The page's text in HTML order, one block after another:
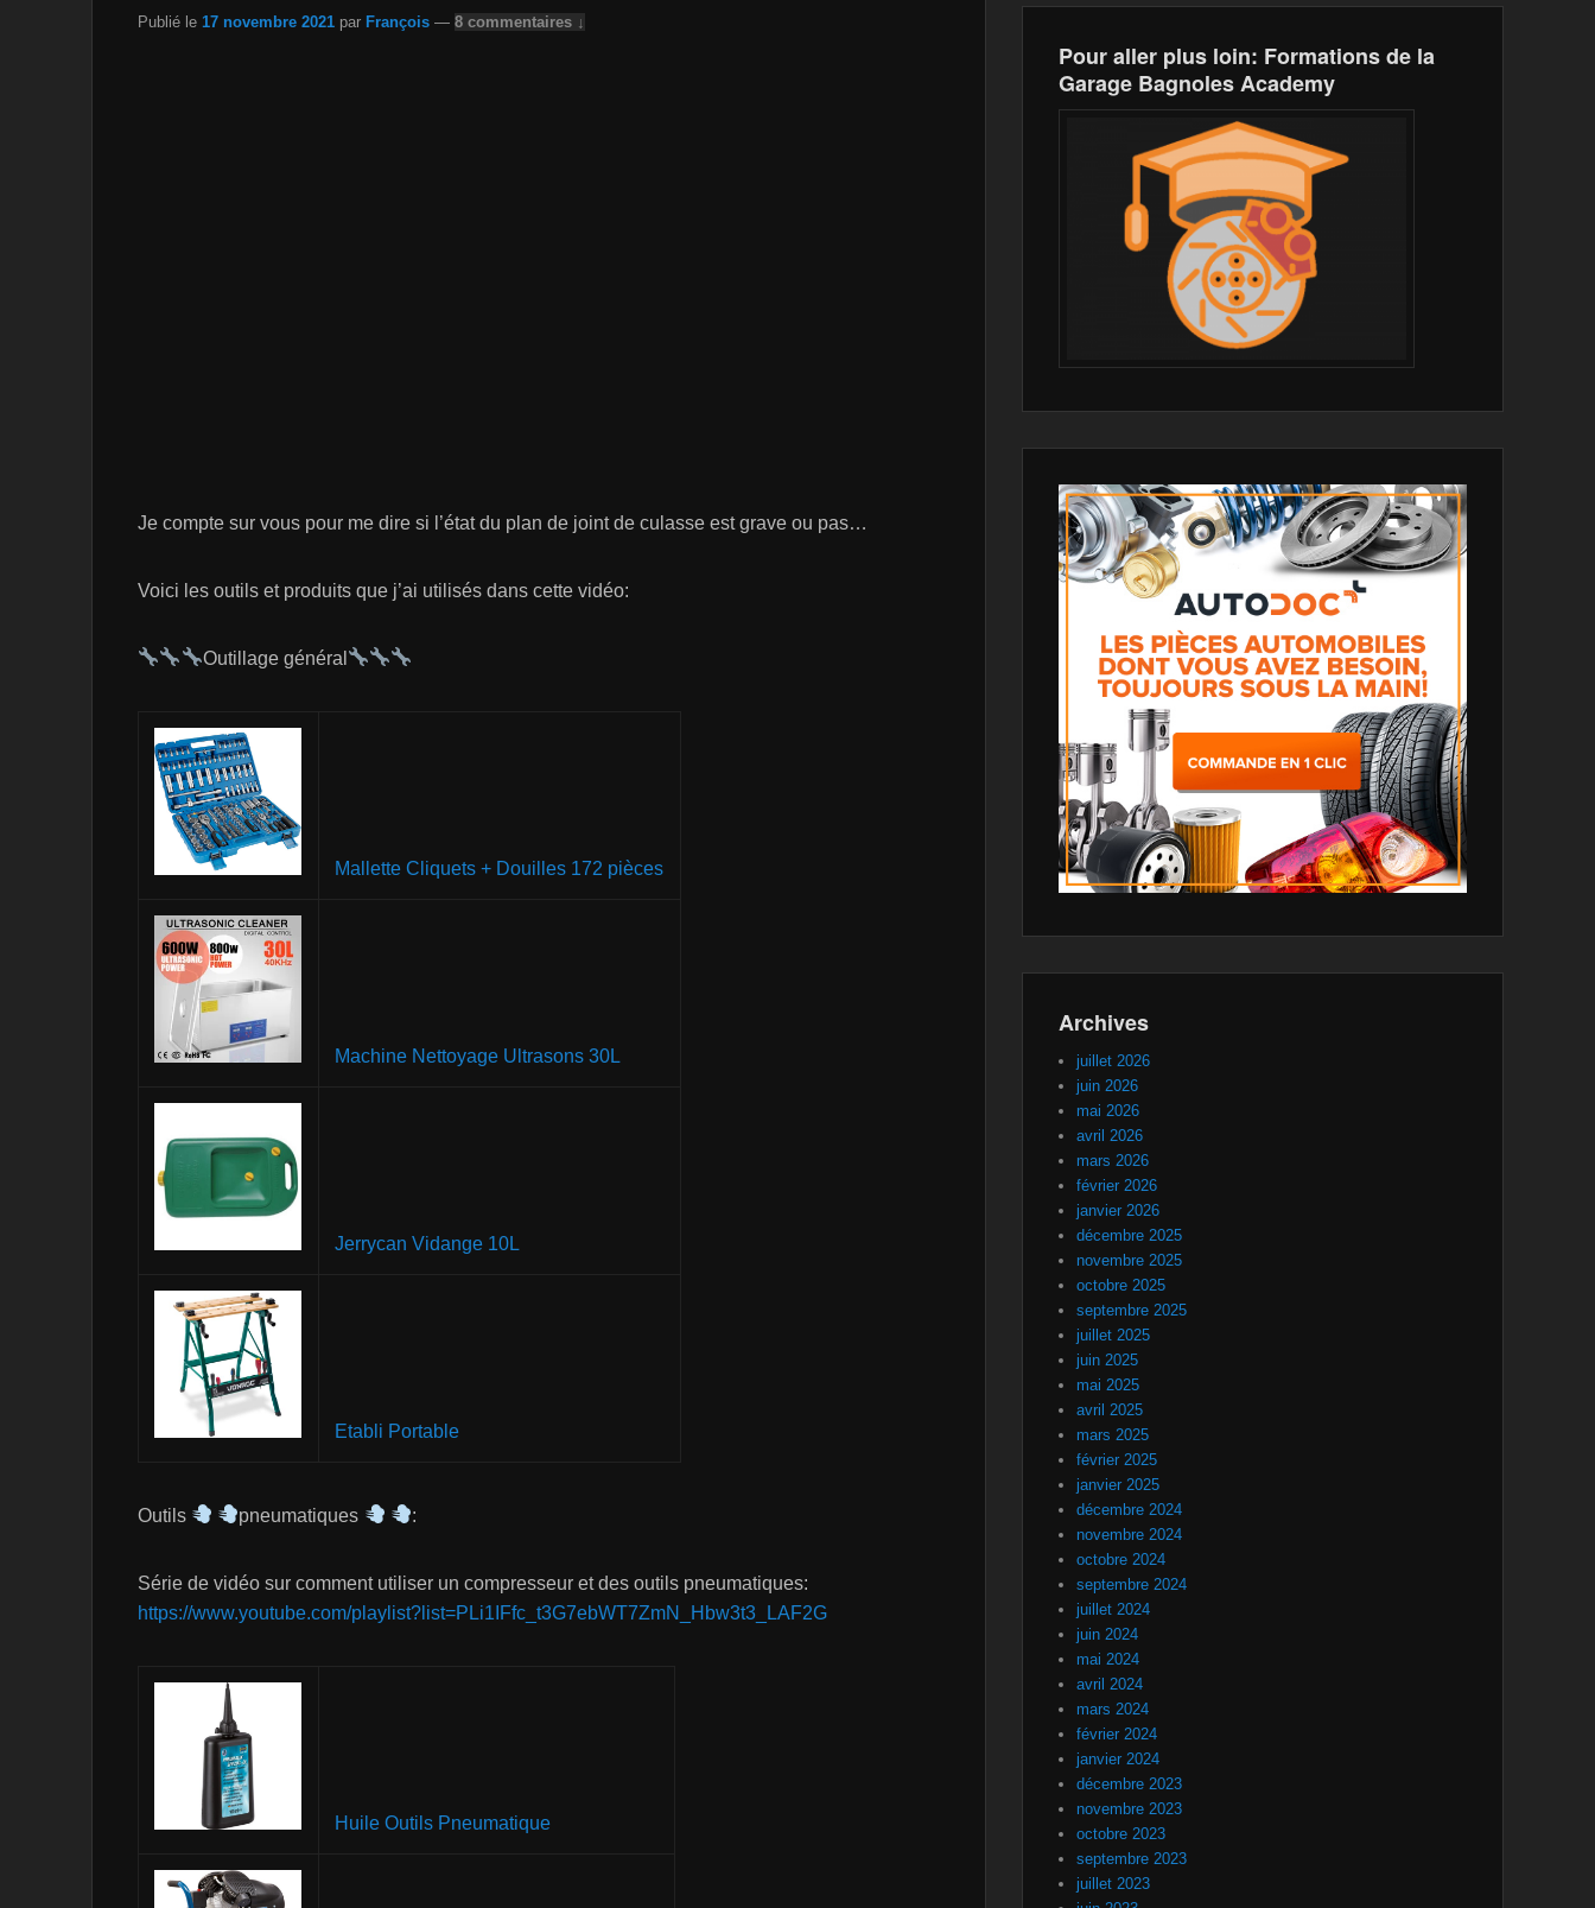
Publié le 17 novembre 2021 par François — 8 commentaires ↓
Je compte sur vous pour me dire si l’état du plan de joint de culasse est grave ou pas…
Voici les outils et produits que j’ai utilisés dans cette vidéo:
Outillage général
Mallette Cliquets + Douilles 172 pièces
Machine Nettoyage Ultrasons 30L
Jerrycan Vidange 10L
Etabli Portable
Outils pneumatiques :
Série de vidéo sur comment utiliser un compresseur et des outils pneumatiques:
https://www.youtube.com/playlist?list=PLi1IFfc_t3G7ebWT7ZmN_Hbw3t3_LAF2G
Huile Outils Pneumatique
Pour aller plus loin: Formations de la
Garage Bagnoles Academy
Archives
juillet 2026
juin 2026
mai 2026
avril 2026
mars 2026
février 2026
janvier 2026
décembre 2025
novembre 2025
octobre 2025
septembre 2025
juillet 2025
juin 2025
mai 2025
avril 2025
mars 2025
février 2025
janvier 2025
décembre 2024
novembre 2024
octobre 2024
septembre 2024
juillet 2024
juin 2024
mai 2024
avril 2024
mars 2024
février 2024
janvier 2024
décembre 2023
novembre 2023
octobre 2023
septembre 2023
juillet 2023